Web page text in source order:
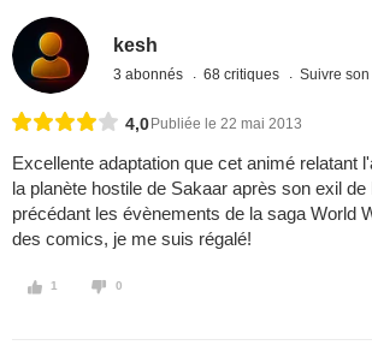
kesh
3 abonnés 68 critiques Suivre son
4,0 Publiée le 22 mai 2013
Excellente adaptation que cet animé relatant
la planète hostile de Sakaar après son exil de
précédant les évènements de la saga World
des comics, je me suis régalé!
1 0